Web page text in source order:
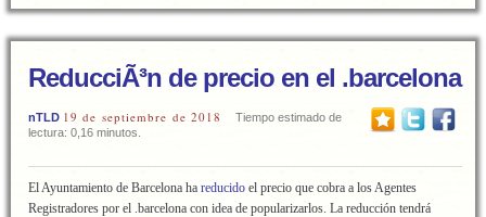
ReducciÃ³n de precio en el .barcelona
nTLD 19 de septiembre de 2018
Tiempo estimado de
lectura: 0,16 minutos.
El Ayuntamiento de Barcelona ha reducido el precio que cobra a los Agentes
Registradores por el .barcelona con idea de popularizarlos. La reducción tendrá